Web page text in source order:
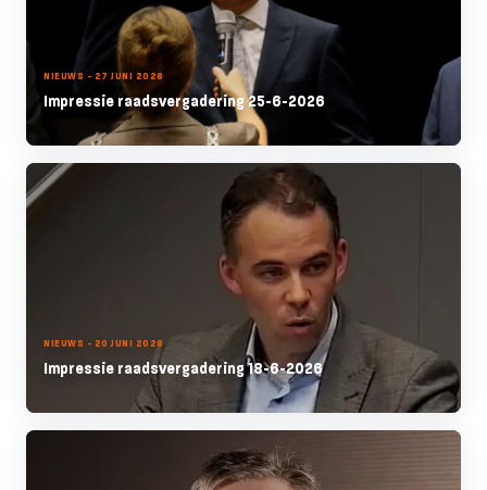
NIEUWS - 27 JUNI 2026
Impressie raadsvergadering 25-6-2026
NIEUWS - 20 JUNI 2026
Impressie raadsvergadering 18-6-2026